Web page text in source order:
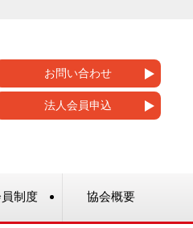
お問い合わせ
法人会員申込
制度 協会概要